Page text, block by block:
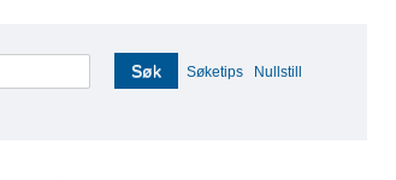
Søk Søketips Nullstill